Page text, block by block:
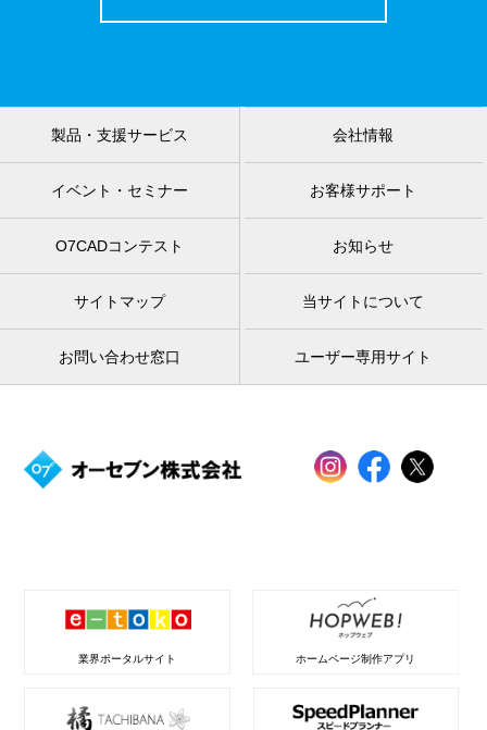
製品・支援サービス 会社情報
イベント・セミナー お客様サポート
O7CADコンテスト お知らせ
サイトマップ 当サイトについて
お問い合わせ窓口 ユーザー専用サイト
業界ポータルサイト ホームページ制作アプリ